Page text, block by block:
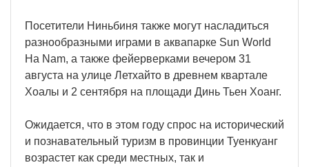
Посетители Ниньбиня также могут насладиться
разнообразными играми в аквапарке Sun World
Ha Nam, а также фейерверками вечером 31
августа на улице Летхайто в древнем квартале
Хоалы и 2 сентября на площади Динь Тьен Хоанг.
Ожидается, что в этом году спрос на исторический
и познавательный туризм в провинции Туенкуанг
возрастет как среди местных, так и